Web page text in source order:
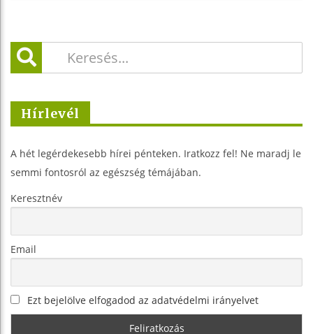
Hírlevél
A hét legérdekesebb hírei pénteken. Iratkozz fel! Ne maradj le
semmi fontosról az egészség témájában.
Keresztnév
Email
Ezt bejelölve elfogadod az adatvédelmi irányelvet